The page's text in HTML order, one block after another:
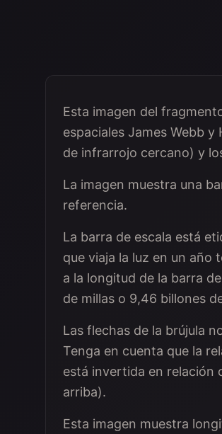
Esta imagen del
espaciales James Webb
de infrarrojo cercano) y
La imagen muestra una
referencia.
La barra de escala está
que viaja la luz en un año
a la longitud de la barra
de millas o 9,46 billones
Las flechas de la brújula
Tenga en cuenta que la
está invertida en relación
arriba).
Esta imagen muestra